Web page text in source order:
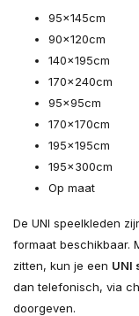
95x145cm
90x120cm
140x195cm
170x240cm
95x95cm
170x170cm
195x195cm
195x300cm
Op maat
De UNI speelkleden
formaat beschikbaar.
zitten, kun je een UNI
dan telefonisch, via
doorgeven.